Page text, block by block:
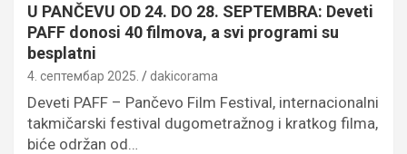
U PANČEVU OD 24. DO 28. SEPTEMBRA: Deveti
PAFF donosi 40 filmova, a svi programi su
besplatni
4. септембар 2025. dakicorama
Deveti PAFF – Pančevo Film Festival, internacionalni
takmičarski festival dugometražnog i kratkog filma,
biće održan od…